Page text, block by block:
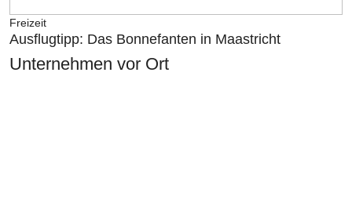
Freizeit
Ausflugtipp: Das Bonnefanten in Maastricht
Unternehmen vor Ort